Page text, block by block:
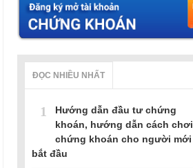
ĐỌC NHIỀU NHẤT
1
Hướng dẫn đầu tư chứng
khoán, hướng dẫn cách chơi
chứng khoán cho người mới
bắt đầu